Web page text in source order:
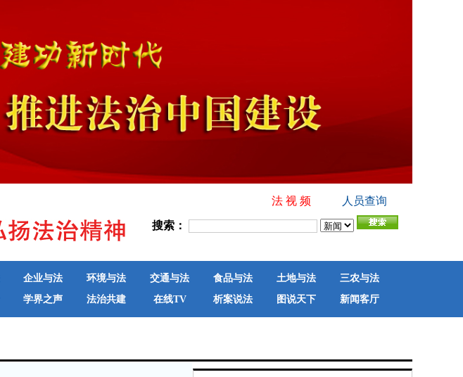
人员查询
法 视 频
搜索：
企业与法 环境与法 交通与法 食品与法 土地与法
三农与法
学界之声 法治共建 在线TV 析案说法 图说天下
新闻客厅